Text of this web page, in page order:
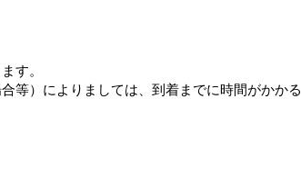
す。
等）によりましては、到着までに時間がかかる